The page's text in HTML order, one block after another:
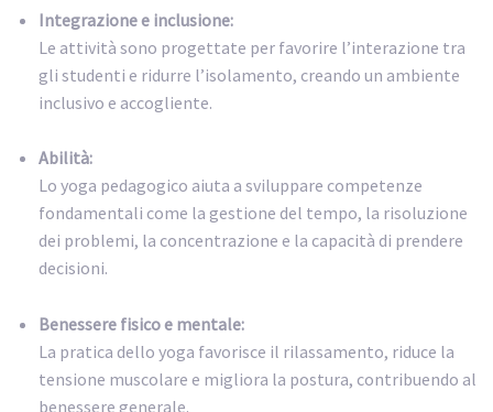
Integrazione e inclusione:
Le attività sono progettate per favorire l’interazione tra
gli studenti e ridurre l’isolamento, creando un ambiente
inclusivo e accogliente.
Abilità:
Lo yoga pedagogico aiuta a sviluppare competenze
fondamentali come la gestione del tempo, la risoluzione
dei problemi, la concentrazione e la capacità di prendere
decisioni.
Benessere fisico e mentale:
La pratica dello yoga favorisce il rilassamento, riduce la
tensione muscolare e migliora la postura, contribuendo al
benessere generale.